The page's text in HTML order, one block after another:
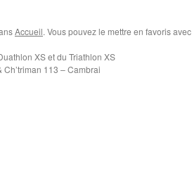
Accueil. Vous pouvez le mettre en favoris avec
XS et du Triathlon XS
113 – Cambrai